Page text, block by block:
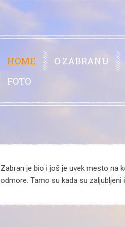
HOME
O ZABRANU
FOTO
Zabran je bio i još je uvek mesto na
odmore. Tamo su kada su zaljubljeni